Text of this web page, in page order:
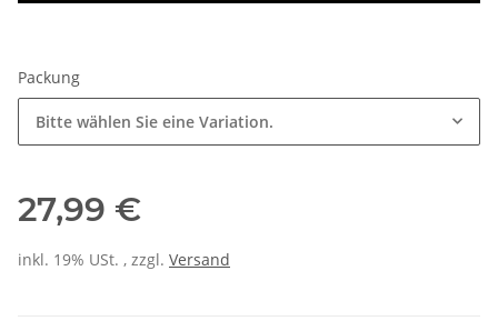
Packung
Bitte wählen Sie eine Variation.
27,99 €
inkl. 19% USt. , zzgl. Versand